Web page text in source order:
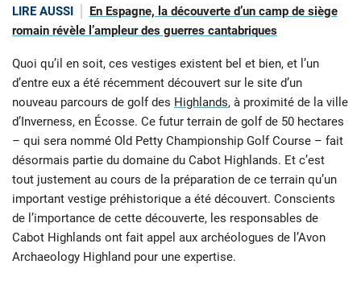
LIRE AUSSI
En Espagne, la découverte d’un camp de siège
romain révèle l’ampleur des guerres cantabriques
Quoi qu’il en soit, ces vestiges existent bel et bien, et l’un
d’entre eux a été récemment découvert sur le site d’un
nouveau parcours de golf des Highlands, à proximité de la ville
d’Inverness, en Écosse. Ce futur terrain de golf de 50 hectares
– qui sera nommé Old Petty Championship Golf Course – fait
désormais partie du domaine du Cabot Highlands. Et c’est
tout justement au cours de la préparation de ce terrain qu’un
important vestige préhistorique a été découvert. Conscients
de l’importance de cette découverte, les responsables de
Cabot Highlands ont fait appel aux archéologues de l’Avon
Archaeology Highland pour une expertise.